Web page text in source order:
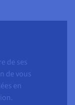
de ses
de vous
en